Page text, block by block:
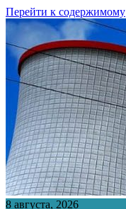
Перейти к содержимому
8 августа, 2026